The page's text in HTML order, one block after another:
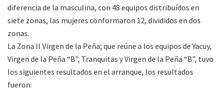
diferencia de la masculina, con 48 equipos distribuídos en
siete zonas, las mujeres conformaron 12, divididos en dos
zonas.
La Zona II Virgen de la Peña; que reúne a los equipos de Yacuy,
Virgen de la Peña “B”, Tranquitas y Virgen de la Peña “B”, tuvo
los siguientes resultados en el arranque, los resultados
fueron: